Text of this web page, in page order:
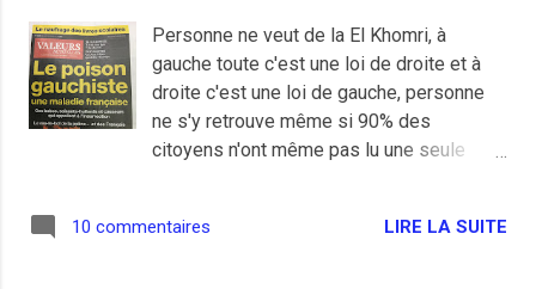
Personne ne veut de la El Khomri, à
gauche toute c'est une loi de droite et à
droite c'est une loi de gauche, personne
ne s'y retrouve même si 90% des
citoyens n'ont même pas lu une seule
m'y mettre, je me demande d'ailleurs si la
10 commentaires LIRE LA SUITE